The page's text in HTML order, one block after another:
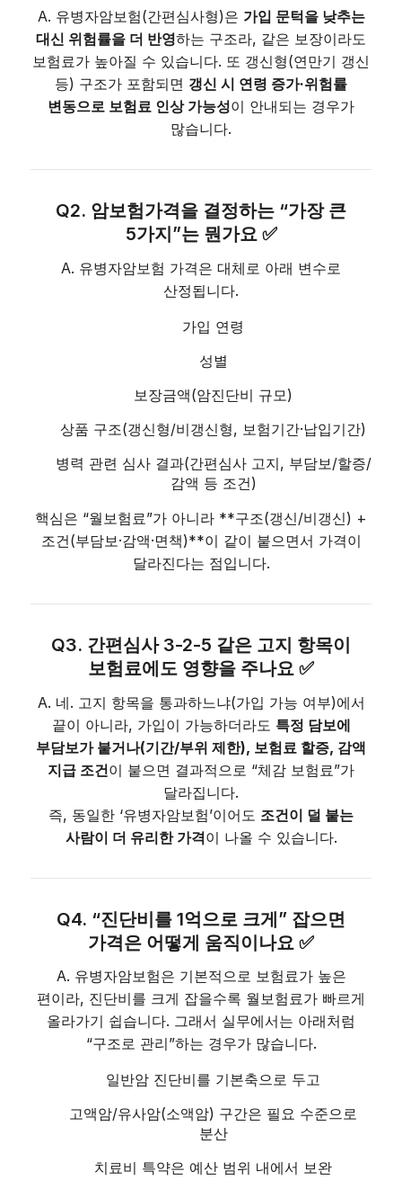
A. 유병자암보험(간편심사형)은 가입 문턱을 낮추는
대신 위험률을 더 반영하는 구조라, 같은 보장이라도
보험료가 높아질 수 있습니다. 또 갱신형(연만기 갱신
등) 구조가 포함되면 갱신 시 연령 증가·위험률
변동으로 보험료 인상 가능성이 안내되는 경우가
많습니다.
Q2. 암보험가격을 결정하는 “가장 큰
5가지”는 뭔가요 ✅
A. 유병자암보험 가격은 대체로 아래 변수로
산정됩니다.
가입 연령
성별
보장금액(암진단비 규모)
상품 구조(갱신형/비갱신형, 보험기간·납입기간)
병력 관련 심사 결과(간편심사 고지, 부담보/할증/
감액 등 조건)
핵심은 “월보험료”가 아니라 **구조(갱신/비갱신) +
조건(부담보·감액·면책)**이 같이 붙으면서 가격이
달라진다는 점입니다.
Q3. 간편심사 3-2-5 같은 고지 항목이
보험료에도 영향을 주나요 ✅
A. 네. 고지 항목을 통과하느냐(가입 가능 여부)에서
끝이 아니라, 가입이 가능하더라도 특정 담보에
부담보가 붙거나(기간/부위 제한), 보험료 할증, 감액
지급 조건이 붙으면 결과적으로 “체감 보험료”가
달라집니다.
즉, 동일한 ‘유병자암보험’이어도 조건이 덜 붙는
사람이 더 유리한 가격이 나올 수 있습니다.
Q4. “진단비를 1억으로 크게” 잡으면
가격은 어떻게 움직이나요 ✅
A. 유병자암보험은 기본적으로 보험료가 높은
편이라, 진단비를 크게 잡을수록 월보험료가 빠르게
올라가기 쉽습니다. 그래서 실무에서는 아래처럼
“구조로 관리”하는 경우가 많습니다.
일반암 진단비를 기본축으로 두고
고액암/유사암(소액암) 구간은 필요 수준으로
분산
치료비 특약은 예산 범위 내에서 보완